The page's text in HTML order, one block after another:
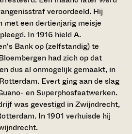
veroordeeld. Hij
met een dertienjarig meisje
In 1916 hield A.
Bank op (zelfstandig) te
had zich op dat
dus al onmogelijk gemaakt, in
Evert ging aan de slag
en Superphosfaatwerken.
was gevestigd in Zwijndrecht,
In 1901 verhuisde hij